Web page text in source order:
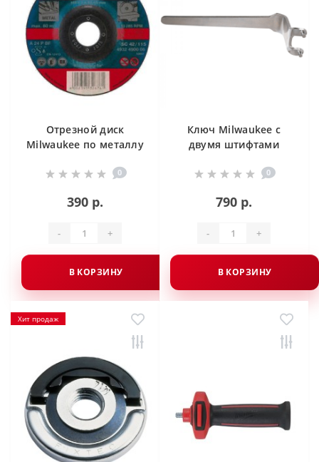
Отрезной диск
Milwaukee по металлу
мм
0
390 р.
- +
В КОРЗИНУ
Ключ Milwaukee с
двумя штифтами
стальных щеток
0
790 р.
- +
В КОРЗИНУ
Хит продаж